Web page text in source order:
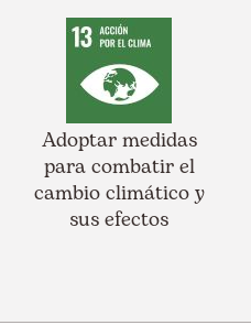
Adoptar medidas
para combatir el
cambio climático y
sus efectos